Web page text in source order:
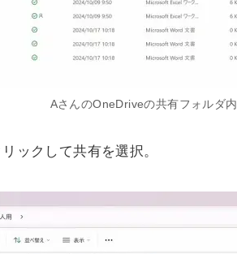
AさんのOneDriveの共有フォルダ内
ックして共有を選択。